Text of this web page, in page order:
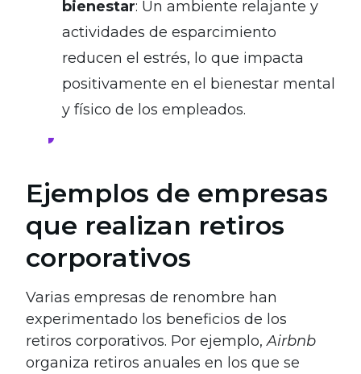
bienestar: Un ambiente relajante y
actividades de esparcimiento
reducen el estrés, lo que impacta
positivamente en el bienestar mental
y físico de los empleados.
Ejemplos de empresas
que realizan retiros
corporativos
Varias empresas de renombre han
experimentado los beneficios de los
retiros corporativos. Por ejemplo,Airbnb
organiza retiros anuales en los que se